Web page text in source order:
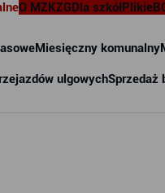
Miesięczny komunalny
ulgowychSprzedaż
O MZKZGDla szkółPliki